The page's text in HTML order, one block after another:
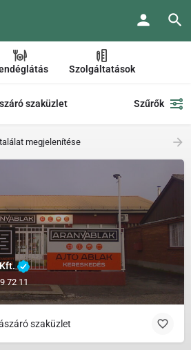
Szolgáltatások
szaküzlet Szűrők
találat megjelenítése
72 11
szaküzlet